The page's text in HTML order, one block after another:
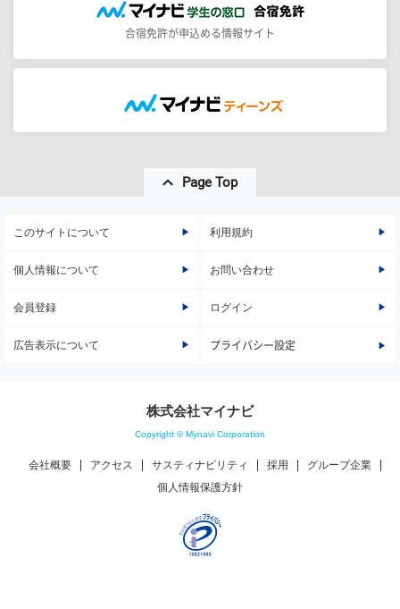
合宿免許が申込める情報サイト
Page Top
このサイトについて 利用規約
個人情報について お問い合わせ
会員登録 ログイン
広告表示について プライバシー設定
株式会社マイナビ
Copyright © Mynavi Corporation
会社概要 アクセス サスティナビリティ 採用
グループ企業
個人情報保護方針